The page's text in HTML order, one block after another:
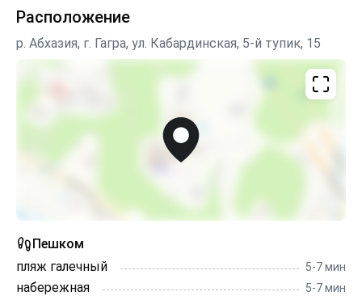
Расположение
р. Абхазия, г. Гагра, ул. Кабардинская, 5-й тупик, 15
Пешком
пляж галечный
5-7 мин
набережная 5-7 мин